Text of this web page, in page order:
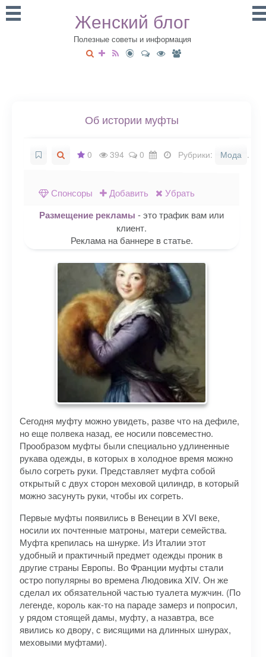
Женский блог
Полезные советы и информация
Об истории муфты
0 394 0 Рубрики: Мода .
Спонсоры Добавить Убрать
Размещение рекламы - это трафик вам или
клиент.
Реклама на баннере в статье.
Сегодня муфту можно увидеть, разве что на дефиле,
но еще полвека назад, ее носили повсеместно.
Прообразом муфты были специально удлиненные
рукава одежды, в которых в холодное время можно
было согреть руки. Представляет муфта собой
открытый с двух сторон меховой цилиндр, в который
можно засунуть руки, чтобы их согреть.
Первые муфты появились в Венеции в XVI веке,
носили их почтенные матроны, матери семейства.
Муфта крепилась на шнурке. Из Италии этот
удобный и практичный предмет одежды проник в
другие страны Европы. Во Франции муфты стали
остро популярны во времена Людовика XIV. Он же
сделал их обязательной частью туалета мужчин. (По
легенде, король как-то на параде замерз и попросил,
у рядом стоящей дамы, муфту, а назавтра, все
явились ко двору, с висящими на длинных шнурах,
меховыми муфтами).